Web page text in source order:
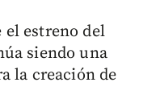
el estreno del
siendo una
la creación de